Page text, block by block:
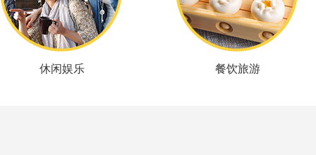
休闲娱乐 餐饮旅游